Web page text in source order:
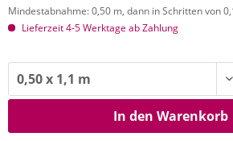
Mindestabnahme: 0,50 m, dann in Schritten von
Lieferzeit 4-5 Werktage ab Zahlung
In den Warenkorb